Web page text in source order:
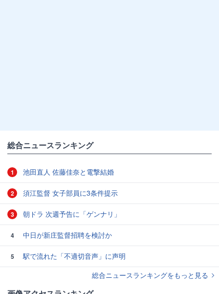
総合ニュースランキング
1 池田直人 佐藤佳奈と電撃結婚
2 須江監督 女子部員に3条件提示
3 朝ドラ 次週予告に「ゲンナリ」
4 中日が新庄監督招聘を検討か
5
駅で流れた「不適切音声」に声明
総合ニュースランキングをもっと見る